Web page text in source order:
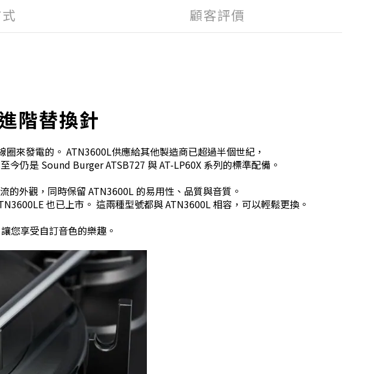
顧客評價
階替換針
來發電的。 ATN3600L供應給其他製造商已超過半個世紀，
仍是 Sound Burger ATSB727 與 AT-LP60X 系列的標準配備。
外觀，同時保留 ATN3600L 的易用性、品質與音質。
也已上市。 這兩種型號都與 ATN3600L 相容，可以輕鬆更換。
您享受自訂音色的樂趣。